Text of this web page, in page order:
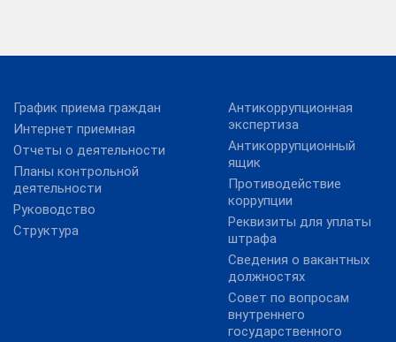
График приема граждан
Интернет приемная
Отчеты о деятельности
Планы контрольной
деятельности
Руководство
Структура
Антикоррупционная
экспертиза
Антикоррупционный
ящик
Противодействие
коррупции
Реквизиты для уплаты
штрафа
Сведения о вакантных
должностях
Совет по вопросам
внутреннего
государственного